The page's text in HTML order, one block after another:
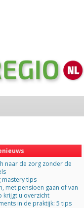
naar de zorg zonder de
mastery tips
met pensioen gaan of van
krijgt u overzicht
in de praktijk: 5 tips